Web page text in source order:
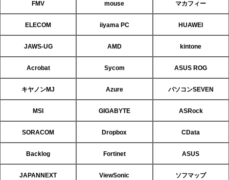
FMV mouse マカフィー
ELECOM iiyama PC HUAWEI
JAWS-UG AMD kintone
Acrobat Sycom ASUS ROG
キヤノンMJ Azure パソコンSEVEN
MSI GIGABYTE ASRock
SORACOM Dropbox CData
Backlog Fortinet ASUS
JAPANNEXT ViewSonic ソフマップ